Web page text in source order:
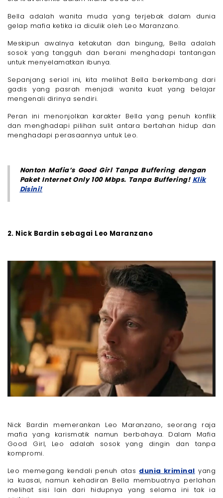
Bella adalah wanita muda yang terjebak dalam dunia
gelap mafia ketika ia diculik oleh Leo Maranzano.
Meskipun awalnya ketakutan dan bingung, Bella adalah
sosok yang tangguh dan berani menghadapi tantangan
untuk menyelamatkan ibunya.
Sepanjang serial ini, kita melihat Bella berkembang dari
gadis yang pasrah menjadi wanita kuat yang belajar
mengenali dirinya sendiri.
Peran ini menonjolkan karakter Bella yang penuh konflik
dan menghadapi pilihan sulit antara bertahan hidup dan
menghadapi perasaannya untuk Leo.
Nonton Mafia’s Good Girl Tanpa Buffering dengan
Paket Internet Only 100 Mbps. Tanpa Buffering! Klik
Disini!
2. Nick Bardin sebagai Leo Maranzano
Nick Bardin memerankan Leo Maranzano, seorang raja
mafia yang karismatik namun berbahaya. Dalam Mafia
Good Girl, Leo adalah sosok yang dingin dan tanpa
kompromi.
Leo memegang kendali penuh atas dunia kriminal yang
ia kuasai, namun kehadiran Bella membuatnya perlahan
melihat sisi lain dari hidupnya yang selama ini tak ia